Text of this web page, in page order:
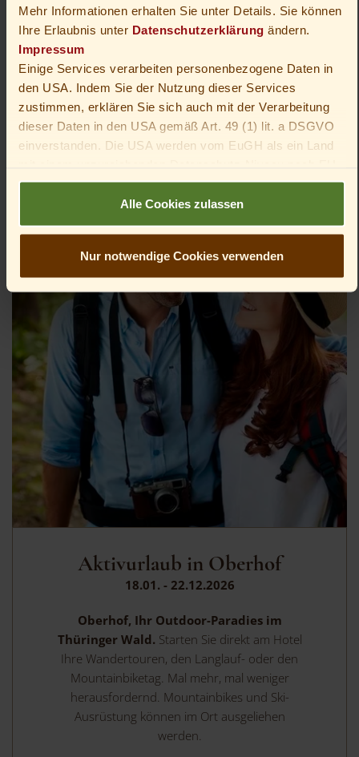
Mehr Informationen erhalten Sie unter Details. Sie können
Ihre Erlaubnis unter Datenschutzerklärung ändern.
Impressum
Einige Services verarbeiten personenbezogene Daten in
den USA. Indem Sie der Nutzung dieser Services
zustimmen, erklären Sie sich auch mit der Verarbeitung
dieser Daten in den USA gemäß Art. 49 (1) lit. a DSGVO
einverstanden. Die USA werden vom EuGH als ein Land
Standards angesehen. Insbesondere besteht das Risiko,
dass die Daten von US-Behörden zu Kontroll- und
Überwachungszwecken verarbeitet werden – unter
Du bist unter 16 Jahre alt? Dann kannst du nicht in
optionale Services einwilligen. Du kannst deine Eltern
oder Erziehungsberechtigten bitten, mit dir in diese
Services einzuwilligen.
Alle Cookies zulassen
Nur notwendige Cookies verwenden
Angebote für Wanderer
Aktivurlaub in Oberhof
18.01. - 22.12.2026
Oberhof, Ihr Outdoor-Paradies im
Thüringer Wald. Starten Sie direkt am Hotel
Ihre Wandertouren, den Langlauf- oder den
Mountainbiketag. Mal mehr, mal weniger
herausfordernd. Mountainbikes und Ski-
Ausrüstung können im Ort ausgeliehen
werden.